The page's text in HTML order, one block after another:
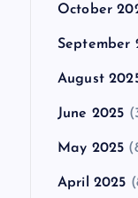
October
September
August
June 2025
May 2025
April 2025